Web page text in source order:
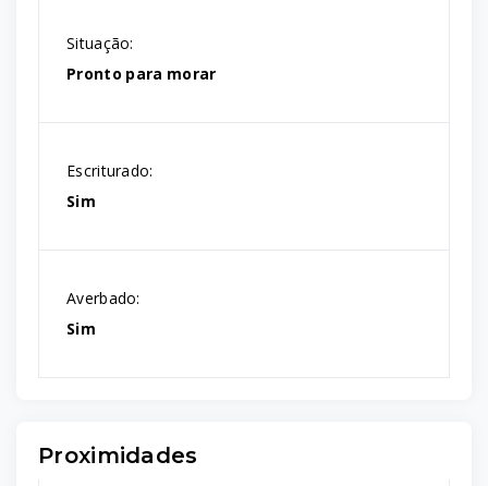
Situação:
Pronto para morar
Escriturado:
Sim
Averbado:
Sim
Proximidades